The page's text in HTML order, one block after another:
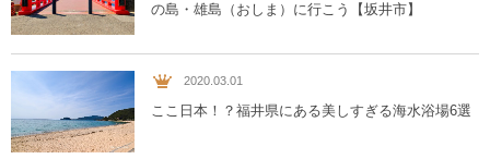
の島・雄島（おしま）に行こう【坂井市】
2020.03.01
ここ日本！？福井県にある美しすぎる海水浴場6選